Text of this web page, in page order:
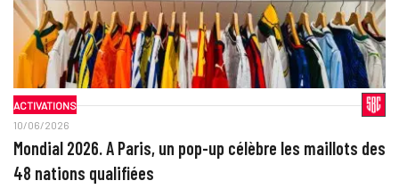
ACTIVATIONS
10/06/2026
Mondial 2026. A Paris, un pop-up célèbre les maillots des
48 nations qualifiées